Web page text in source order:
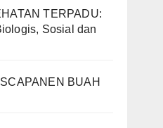
TERPADU:
Sosial dan
BUAH